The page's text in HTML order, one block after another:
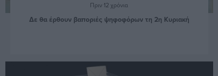
Πριν 12 χρόνια
Δε θα έρθουν βαποριές ψηφοφόρων τη 2η Κυριακή